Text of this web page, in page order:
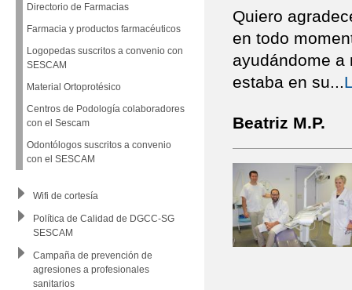
Directorio de Farmacias
Farmacia y productos farmacéuticos
Logopedas suscritos a convenio con
SESCAM
Material Ortoprotésico
Centros de Podología colaboradores
con el Sescam
Odontólogos suscritos a convenio
con el SESCAM
Wifi de cortesía
Política de Calidad de DGCC-SG
SESCAM
Campaña de prevención de
agresiones a profesionales
sanitarios
Quiero
en todo
ayudándome a
estaba en su
Beatriz M.P.